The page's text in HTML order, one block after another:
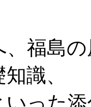
福島
識、